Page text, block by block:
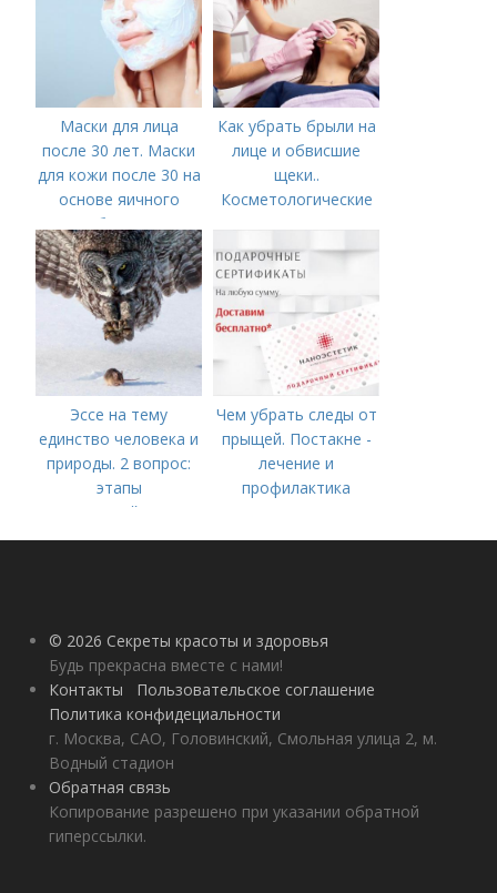
Маски для лица
после 30 лет. Маски
для кожи после 30 на
основе яичного
белка
Как убрать брыли на
лице и обвисшие
щеки..
Косметологические
Эссе на тему
единство человека и
природы. 2 вопрос:
этапы
взаимодействия
природного и
Чем убрать следы от
прыщей. Постакне -
лечение и
профилактика
© 2026 Секреты красоты и здоровья
Будь прекрасна вместе с нами!
Контакты
Пользовательское соглашение
Политика конфидециальности
г. Москва, САО, Головинский, Смольная улица 2, м.
Водный стадион
Обратная связь
Копирование разрешено при указании обратной
гиперссылки.